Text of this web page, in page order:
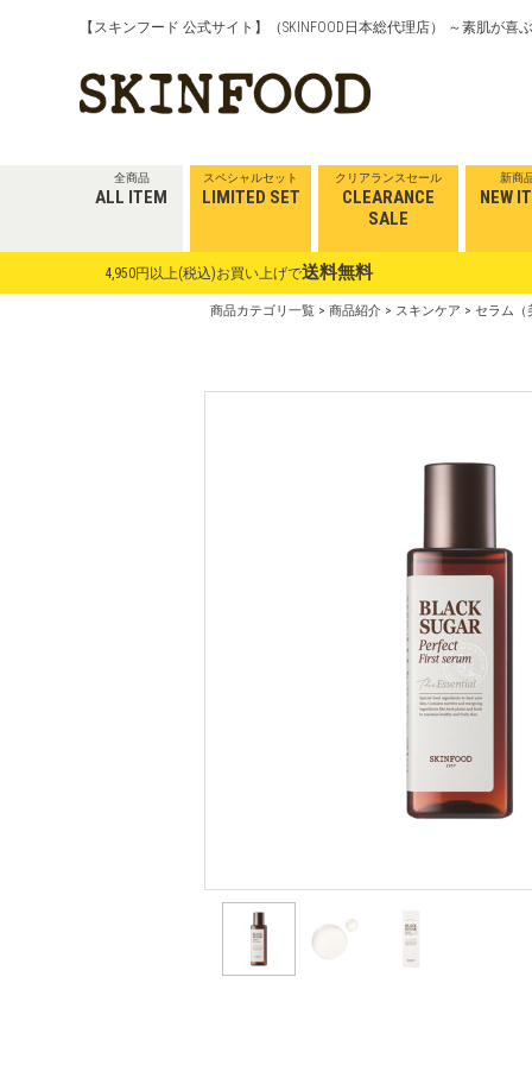
【スキンフード 公式サイト】（SKINFOOD日本総代理店） ～素肌が
全商品
ALL ITEM
スペシャルセット
LIMITED SET
クリアランスセール
CLEARANCE
SALE
新商
NEW
4,950円以上(税込)お買い上げで送料無料
商品カテゴリ一覧 > 商品紹介 > スキンケア > セラム（